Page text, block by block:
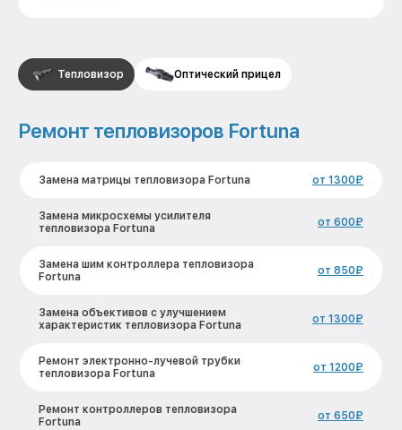
Тепловизор Оптический прицел
Ремонт тепловизоров Fortuna
Замена матрицы тепловизора Fortuna от 1300₽
Замена микросхемы усилителя
тепловизора Fortuna
от 600₽
Замена шим контроллера тепловизора
Fortuna
от 850₽
Замена объективов с улучшением
характеристик тепловизора Fortuna
от 1300₽
Ремонт электронно-лучевой трубки
тепловизора Fortuna
от 1200₽
Ремонт контроллеров тепловизора
Fortuna
от 650₽